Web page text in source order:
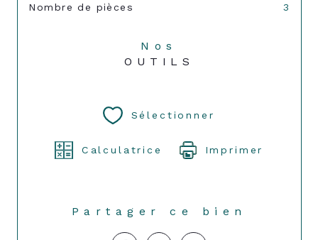
Nombre de pièces 3
Nos
OUTILS
Sélectionner
Calculatrice Imprimer
Partager ce bien